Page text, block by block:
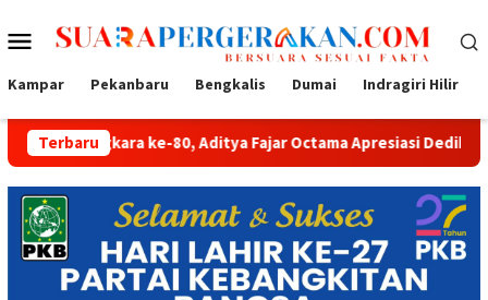
ke
Menu
Mobile
Kampar Pekanbaru Bengkalis Dumai Indragiri Hilir
Terbaru
ke-80, Aditya Fajar Octama Apresiasi Dedikasi Polri untuk